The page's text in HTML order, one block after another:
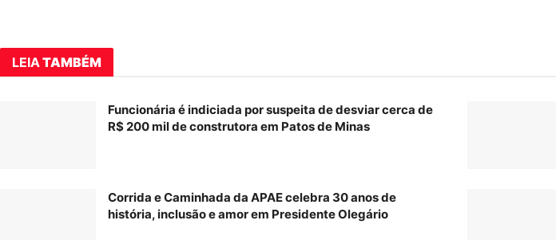
LEIA TAMBÉM
Funcionária é indiciada por suspeita de desviar cerca de
R$ 200 mil de construtora em Patos de Minas
Corrida e Caminhada da APAE celebra 30 anos de
história, inclusão e amor em Presidente Olegário